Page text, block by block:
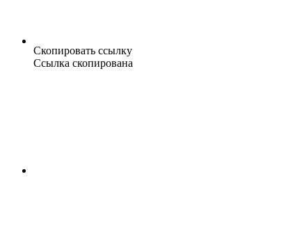
Скопировать ссылку
Ссылка скопирована